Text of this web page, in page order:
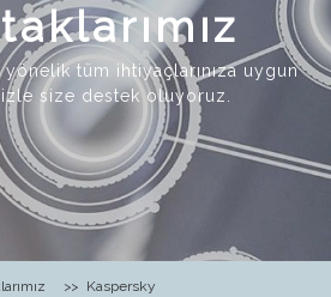
tüm ihtiyaçlarınıza uygun
size destek oluyoruz.
Kaspersky